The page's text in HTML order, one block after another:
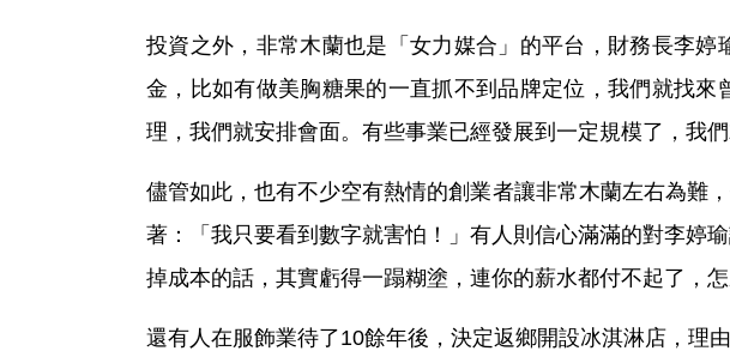
投資之外，非常木蘭也是「女力媒合」的平台，財務長李
金，比如有做美胸糖果的一直抓不到品牌定位，我們就找
理，我們就安排會面。有些事業已經發展到一定規模了，我
儘管如此，也有不少空有熱情的創業者讓非常木蘭左右為難
著：「我只要看到數字就害怕！」有人則信心滿滿的對李婷
掉成本的話，其實虧得一蹋糊塗，連你的薪水都付不起了，怎
還有人在服飾業待了10餘年後，決定返鄉開設冰淇淋店，理